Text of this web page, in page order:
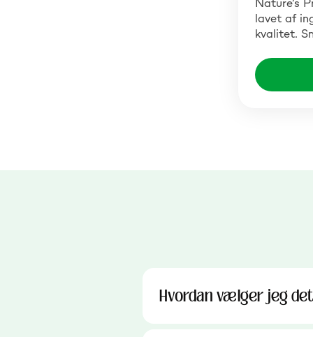
lavet af
kvalitet.
Hvordan vælger jeg